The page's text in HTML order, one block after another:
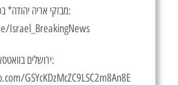
*מבזקי אריה יהודה* בטלגרם:
Israel_BreakingNews
ירושלים בוואטסאפ:
GSYcKDzMcZC9LSC2m8An8E